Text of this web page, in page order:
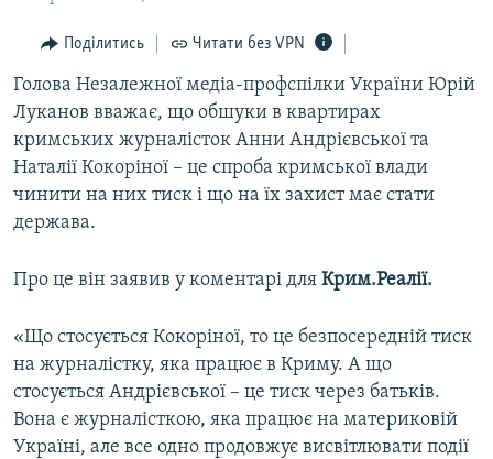
пошуку
ПОГЛЯД
ІНТЕРВ'Ю
ВСЕ ЗА ДЕНЬ
СПЕЦПРОЕКТИ
ДЕПОРТАЦІЯ
УКРАЇНСЬКА ПРОБЛЕМА КРИМУ
ІНФОГРАФІКА
ЯК ОБІЙТИ БЛОКУВАННЯ
Русский
Усі сайти RFE/RL
Поділитись Читати без VPN
Голова Незалежної медіа-профспілки України Юрій
Луканов вважає, що обшуки в квартирах
кримських журналісток Анни Андрієвської та
Наталії Кокоріної – це спроба кримської влади
чинити на них тиск і що на їх захист має стати
держава.
Про це він заявив у коментарі для Крим.Реалії.
«Що стосується Кокоріної, то це безпосередній тиск
на журналістку, яка працює в Криму. А що
стосується Андрієвської – це тиск через батьків.
Вона є журналісткою, яка працює на материковій
Україні, але все одно продовжує висвітлювати події